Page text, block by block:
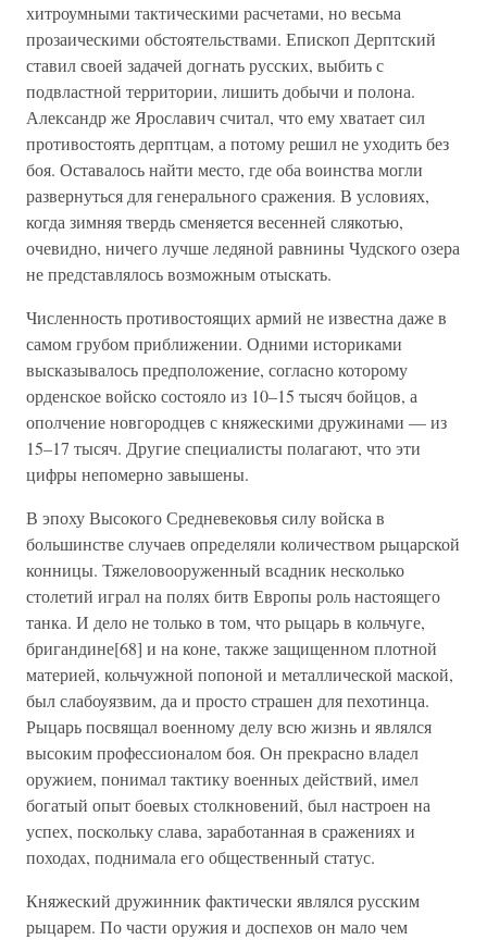
хитроумными тактическими расчетами, но весьма
прозаическими обстоятельствами. Епископ Дерптский
ставил своей задачей догнать русских, выбить с
подвластной территории, лишить добычи и полона.
Александр же Ярославич считал, что ему хватает сил
противостоять дерптцам, а потому решил не уходить без
боя. Оставалось найти место, где оба воинства могли
развернуться для генерального сражения. В условиях,
когда зимняя твердь сменяется весенней слякотью,
очевидно, ничего лучше ледяной равнины Чудского озера
не представлялось возможным отыскать.
Численность противостоящих армий не известна даже в
самом грубом приближении. Одними историками
высказывалось предположение, согласно которому
орденское войско состояло из 10–15 тысяч бойцов, а
ополчение новгородцев с княжескими дружинами — из
15–17 тысяч. Другие специалисты полагают, что эти
цифры непомерно завышены.
В эпоху Высокого Средневековья силу войска в
большинстве случаев определяли количеством рыцарской
конницы. Тяжеловооруженный всадник несколько
столетий играл на полях битв Европы роль настоящего
танка. И дело не только в том, что рыцарь в кольчуге,
бригандине[68] и на коне, также защищенном плотной
материей, кольчужной попоной и металлической маской,
был слабоуязвим, да и просто страшен для пехотинца.
Рыцарь посвящал военному делу всю жизнь и являлся
высоким профессионалом боя. Он прекрасно владел
оружием, понимал тактику военных действий, имел
богатый опыт боевых столкновений, был настроен на
успех, поскольку слава, заработанная в сражениях и
походах, поднимала его общественный статус.
Княжеский дружинник фактически являлся русским
рыцарем. По части оружия и доспехов он мало чем